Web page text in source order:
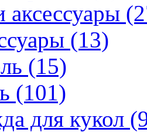
(13)
(15)
(101)
для кукол